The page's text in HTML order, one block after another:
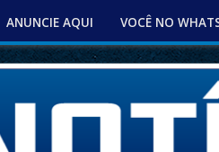
ANUNCIE AQUI VOCÊ NO